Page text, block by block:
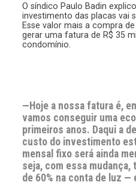
O síndico Paulo Badin
investimento das placas vai
Esse valor mais a compra
gerar uma fatura de R$ 35
condomínio.
—Hoje a nossa fatura é,
vamos conseguir uma
primeiros anos. Daqui a
custo do investimento
mensal fixo será ainda
seja, com essa mudança,
de 60% na conta de luz —